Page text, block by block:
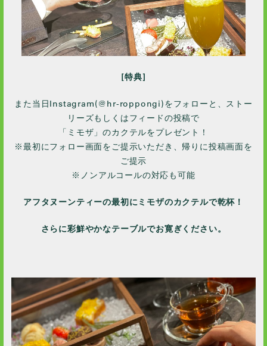
[特典]
また当日Instagram(@hr-roppongi)をフォローと、ストー
リーズもしくはフィードの投稿で
「ミモザ」のカクテルをプレゼント！
※最初にフォロー画面をご提示いただき、帰りに投稿画面を
ご提示
※ノンアルコールの対応も可能
アフタヌーンティーの最初にミモザのカクテルで乾杯！
さらに彩鮮やかなテーブルでお寛ぎください。